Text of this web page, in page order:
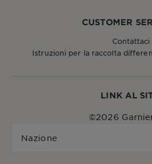
LINK AL
Nazione
©2026
CUSTOMER
Contattaci
Istruzioni per la raccolta